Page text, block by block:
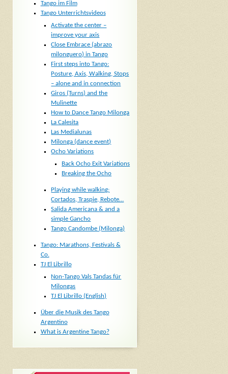
Tango im Film
Tango Unterrichtsvideos
Activate the center –
improve your axis
Close Embrace (abrazo
milonguero) in Tango
First steps into Tango:
Posture, Axis, Walking, Stops
– alone and in connection
Giros (Turns) and the
Mulinette
How to Dance Tango Milonga
La Calesita
Las Medialunas
Milonga (dance event)
Ocho Variations
Back Ocho Exit Variations
Breaking the Ocho
Playing while walking:
Cortados, Traspie, Rebote…
Salida Americana & and a
simple Gancho
Tango Candombe (Milonga)
Tango: Marathons, Festivals &
Co.
TJ El Librillo
Non-Tango Vals Tandas für
Milongas
TJ El Librillo (English)
Über die Musik des Tango
Argentino
What is Argentine Tango?